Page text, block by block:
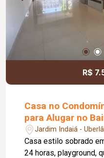
R$
Casa no
para Alugar no
Jardim Indaiá -
Casa estilo sobrado
24 horas, playground,